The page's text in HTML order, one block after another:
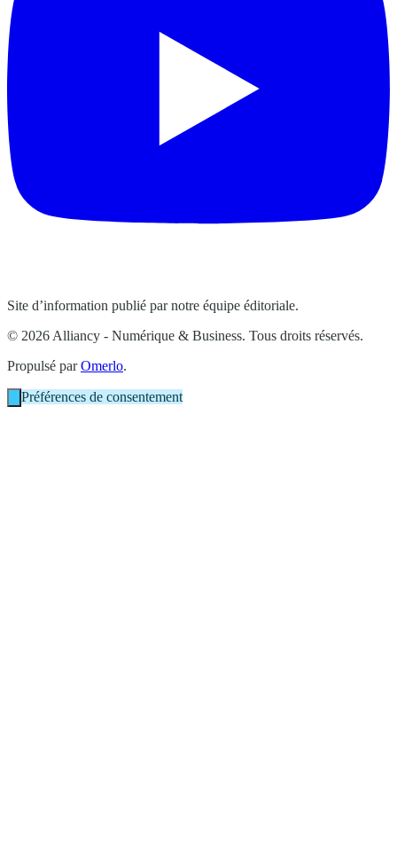
Site d’information publié par notre équipe éditoriale.
© 2026 Alliancy - Numérique & Business. Tous droits réservés.
Propulsé parOmerlo.
Préférences de consentement